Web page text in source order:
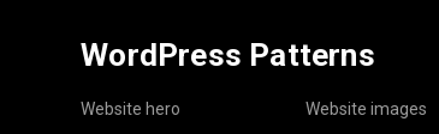
WordPress Patterns
Website hero
Website images